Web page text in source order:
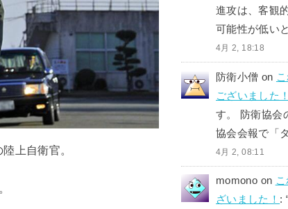
上自衛官。
進攻は、客観
可能性が低い
4月 2, 18:18
防衛小僧 on
ございました！
す。 防衛協会
協会会報で「
4月 2, 08:11
momono on
ざいました！ :